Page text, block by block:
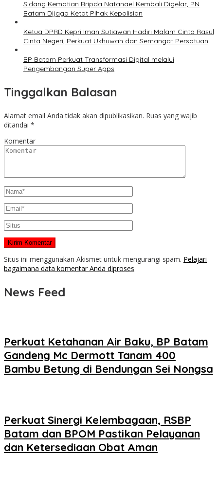
Sidang Kematian Bripda Natanael Kembali Digelar, PN
Batam Dijaga Ketat Pihak Kepolisian
Ketua DPRD Kepri Iman Sutiawan Hadiri Malam Cinta Rasul
Cinta Negeri, Perkuat Ukhuwah dan Semangat Persatuan
BP Batam Perkuat Transformasi Digital melalui
Pengembangan Super Apps
Tinggalkan Balasan
Alamat email Anda tidak akan dipublikasikan. Ruas yang wajib
ditandai *
Komentar
Situs ini menggunakan Akismet untuk mengurangi spam. Pelajari
bagaimana data komentar Anda diproses
News Feed
Perkuat Ketahanan Air Baku, BP Batam
Gandeng Mc Dermott Tanam 400
Bambu Betung di Bendungan Sei Nongsa
Perkuat Sinergi Kelembagaan, RSBP
Batam dan BPOM Pastikan Pelayanan
dan Ketersediaan Obat Aman